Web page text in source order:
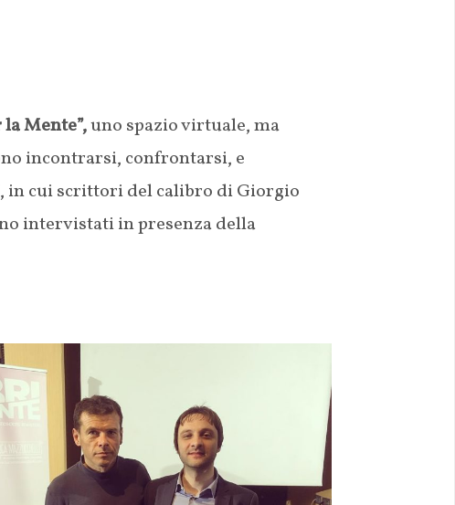
Mente”,uno spazio virtuale, ma
incontrarsi, confrontarsi, e
, in cui scrittori del calibro di Giorgio
intervistati in presenza della